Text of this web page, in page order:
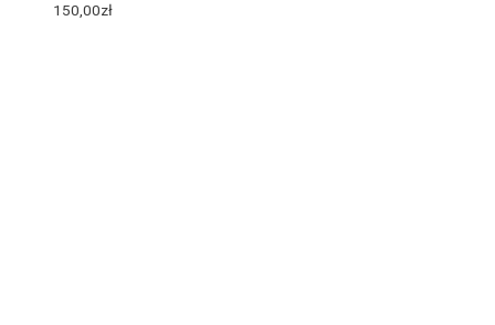
150,00zł